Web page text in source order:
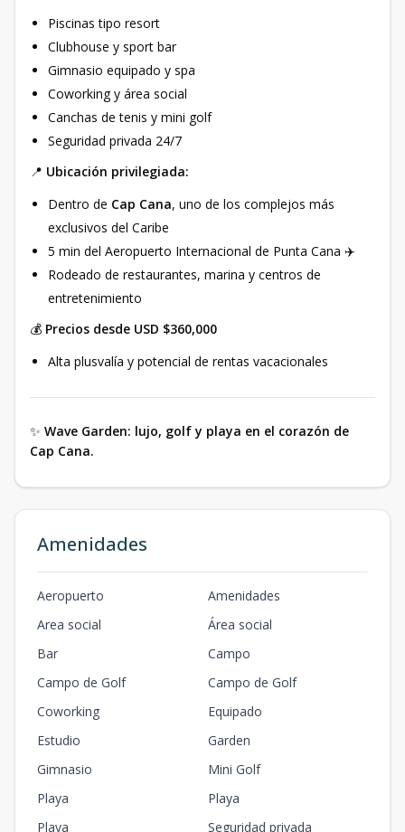
Piscinas tipo resort
Clubhouse y sport bar
Gimnasio equipado y spa
Coworking y área social
Canchas de tenis y mini golf
Seguridad privada 24/7
📍 Ubicación privilegiada:
Dentro de Cap Cana, uno de los complejos más
exclusivos del Caribe
5 min del Aeropuerto Internacional de Punta Cana ✈️
Rodeado de restaurantes, marina y centros de
entretenimiento
💰 Precios desde USD $360,000
Alta plusvalía y potencial de rentas vacacionales
✨ Wave Garden: lujo, golf y playa en el corazón de
Cap Cana.
Amenidades
Aeropuerto
Amenidades
Area social
Área social
Bar
Campo
Campo de Golf
Campo de Golf
Coworking
Equipado
Estudio
Garden
Gimnasio
Mini Golf
Playa
Playa
Playa
Seguridad privada